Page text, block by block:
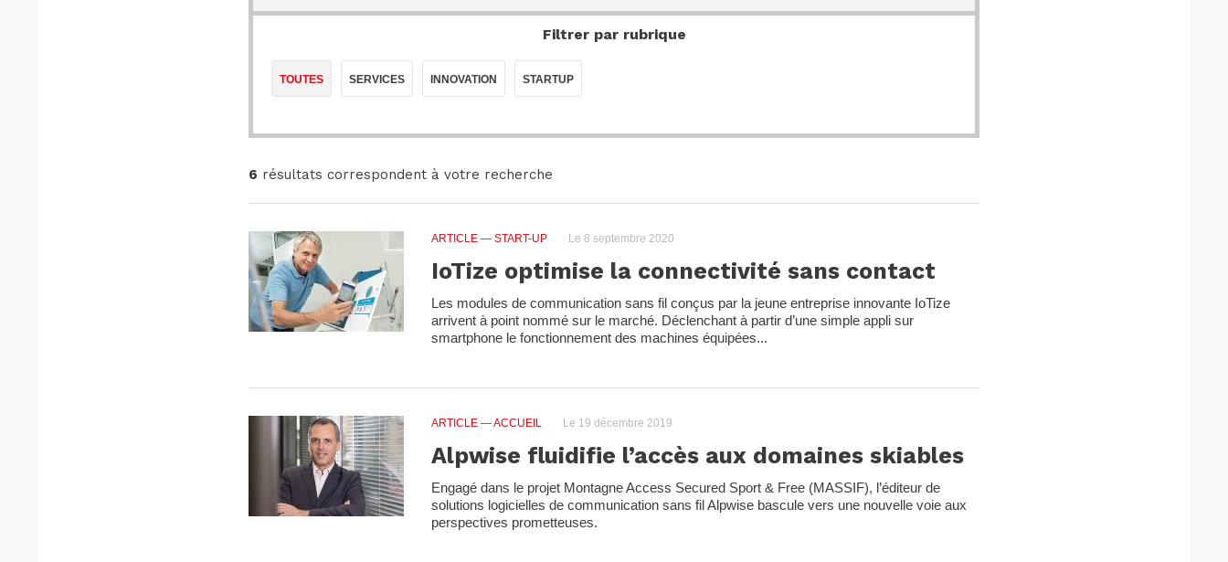
Filtrer par rubrique
TOUTES SERVICES INNOVATION STARTUP
6 résultats correspondent à votre recherche
ARTICLE — START-UP Le 8 septembre 2020
IoTize optimise la connectivité sans contact
Les modules de communication sans fil conçus par la jeune entreprise innovante IoTize
arrivent à point nommé sur le marché. Déclenchant à partir d’une simple appli sur
smartphone le fonctionnement des machines équipées...
ARTICLE — ACCUEIL Le 19 décembre 2019
Alpwise fluidifie l’accès aux domaines skiables
Engagé dans le projet Montagne Access Secured Sport & Free (MASSIF), l’éditeur de
solutions logicielles de communication sans fil Alpwise bascule vers une nouvelle voie aux
perspectives prometteuses.